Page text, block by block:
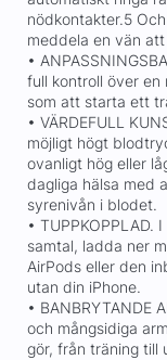
nödkontakter.5
meddela en vän
•
full kontroll över en
som att starta ett
• VÄRDEFULL
möjligt högt
ovanligt hög eller
dagliga hälsa med
syrenivån i blodet.
• TUPPKOPPLAD.
samtal, ladda ner
AirPods eller den
utan din iPhone.
• BANBRYTANDE
och mångsidiga
gör, från träning till